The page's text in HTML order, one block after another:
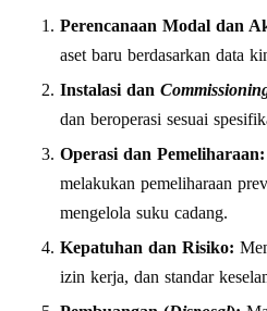
Perencanaan Modal dan
aset baru berdasarkan data
Instalasi dan
dan beroperasi sesuai
Operasi dan Pemeliharaan:
melakukan pemeliharaan
mengelola suku cadang.
Kepatuhan dan Risiko:
izin kerja, dan standar